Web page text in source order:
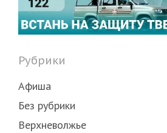
Рубрики
Афиша
Без рубрики
Верхневолжье